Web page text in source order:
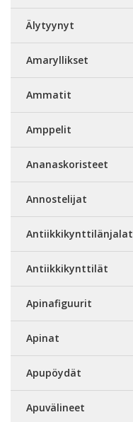
Älytyynyt
Amaryllikset
Ammatit
Amppelit
Ananaskoristeet
Annostelijat
Antiikkikynttilänjalat
Antiikkikynttilät
Apinafiguurit
Apinat
Apupöydät
Apuvälineet